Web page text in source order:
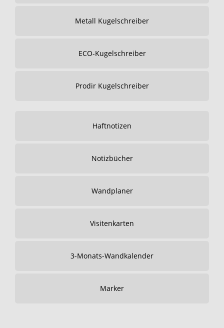
Metall Kugelschreiber
ECO-Kugelschreiber
Prodir Kugelschreiber
Haftnotizen
Notizbücher
Wandplaner
Visitenkarten
3-Monats-Wandkalender
Marker